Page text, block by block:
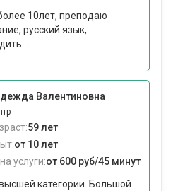
10лет, преподаю
русский язык,
Валентиновна
59 лет
от 10 лет
услуги:от 600 руб/45 минут
категории. Большой